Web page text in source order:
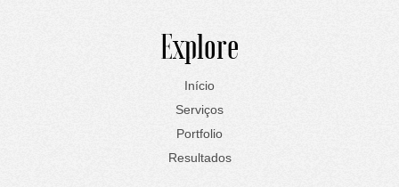
Explore
Início
Serviços
Portfolio
Resultados